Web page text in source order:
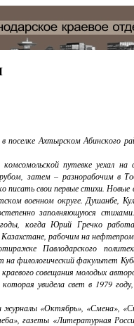
Ахтырском Абинского
путевке уехал на
затем – разнорабочим в
писать свои первые стихи. Новые
военном округе. Душанбе,
заполняющуюся
когда Юрий Гречко
рабочим на
Павлодарского
филологический факультет
совещания молодых
увидела свет в 1979
«Октябрь», «Смена»,
газеты «Литературная